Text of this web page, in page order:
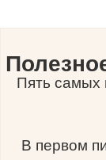
Пять самых
В первом